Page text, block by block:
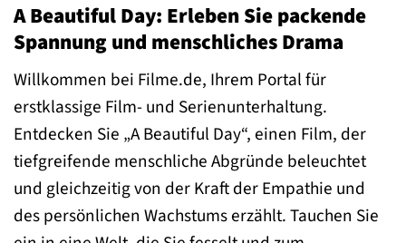
A Beautiful Day: Erleben Sie packende
Spannung und menschliches Drama
Willkommen bei Filme.de, Ihrem Portal für
erstklassige Film- und Serienunterhaltung.
Entdecken Sie „A Beautiful Day“, einen Film, der
tiefgreifende menschliche Abgründe beleuchtet
und gleichzeitig von der Kraft der Empathie und
des persönlichen Wachstums erzählt. Tauchen Sie